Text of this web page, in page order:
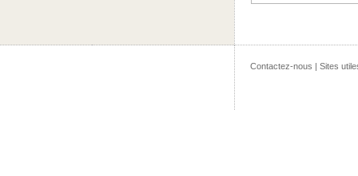
Contactez-nous | Sites